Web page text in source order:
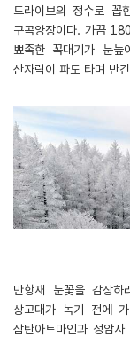
드라이브의 정수로
구곡양장이다. 가끔
뾰족한 꼭대기가 눈
산자락이 파도 타며 반
만항재 눈꽃을 감상
상고대가 녹기 전에
삼탄아트마인과 정암